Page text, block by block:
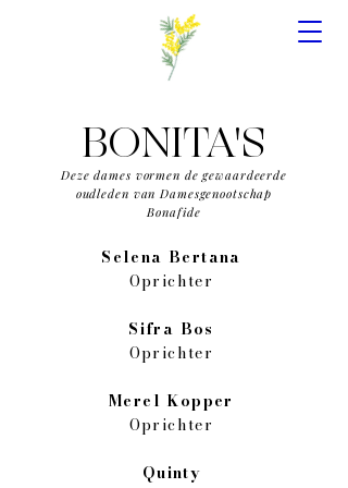
BONITA'S
Deze dames vormen de gewaardeerde
oudleden van Damesgenootschap
Bonafide
Selena Bertana
Oprichter
Sifra Bos
Oprichter
Merel Kopper
Oprichter
Quinty